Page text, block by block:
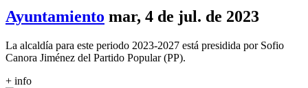
Ayuntamiento mar, 4 de jul. de 2023
La alcaldía para este periodo 2023-2027 está presidida por Sofio
Canora Jiménez del Partido Popular (PP).
+ info